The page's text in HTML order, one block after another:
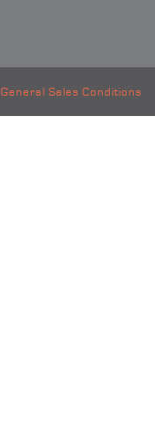
General Sales Conditions